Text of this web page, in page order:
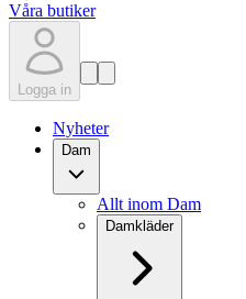
Våra butiker
Logga in
Nyheter
Dam
Allt inom Dam
Damkläder